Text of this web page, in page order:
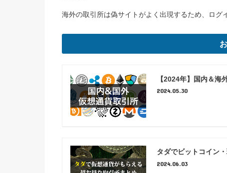
海外の取引所は偽サイトがよく出現するため、ログ
【2024年】国内＆海
2024.05.30
タダでビットコイン
2024.06.03